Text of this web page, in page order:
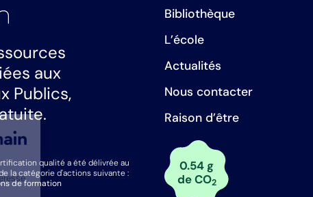
aux
Publics,
qualité a été délivrée au
la catégorie d'actions suivante :
de formation
Bibliothèque
L’école
Actualités
Nous contacter
Raison d’être
0.54 g
de CO2
ce site vous intéresse
vous